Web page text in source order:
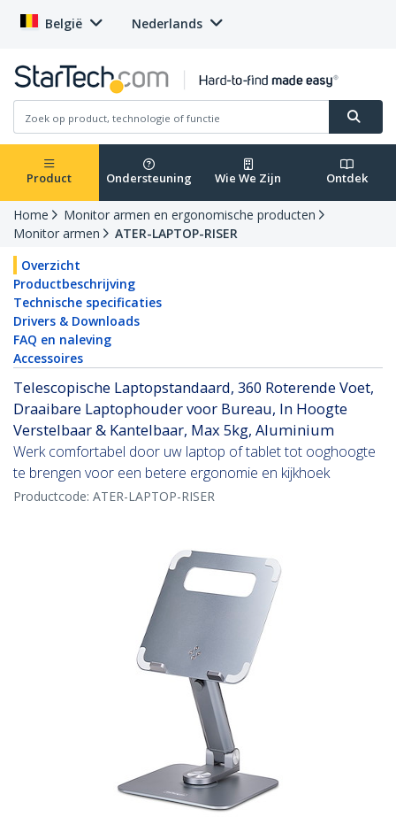
België Nederlands
Product Ondersteuning Wie We Zijn Ontdek
Home
Monitor armen en ergonomische producten
Monitor armen
ATER-LAPTOP-RISER
Overzicht
Productbeschrijving
Technische specificaties
Drivers & Downloads
FAQ en naleving
Accessoires
Telescopische Laptopstandaard, 360 Roterende Voet,
Draaibare Laptophouder voor Bureau, In Hoogte
Verstelbaar & Kantelbaar, Max 5kg, Aluminium
Werk comfortabel door uw laptop of tablet tot ooghoogte
te brengen voor een betere ergonomie en kijkhoek
Productcode: ATER-LAPTOP-RISER